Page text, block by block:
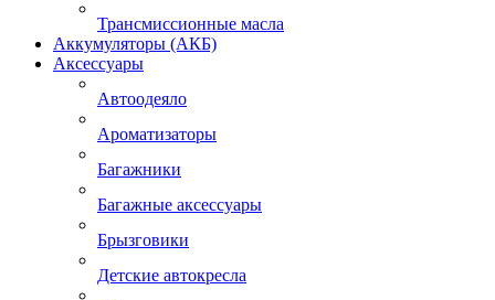
Трансмиссионные масла
Аккумуляторы (АКБ)
Аксессуары
Автоодеяло
Ароматизаторы
Багажники
Багажные аксессуары
Брызговики
Детские автокресла